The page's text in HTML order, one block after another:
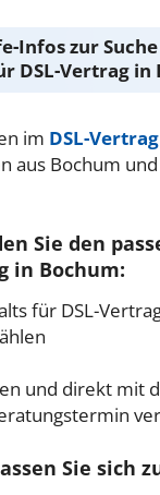
Infos zur
DSL-Vertrag in
im DSL-Vertrag
aus Bochum
Sie den
in Bochum:
für DSL-
und direkt mit
Sie sich